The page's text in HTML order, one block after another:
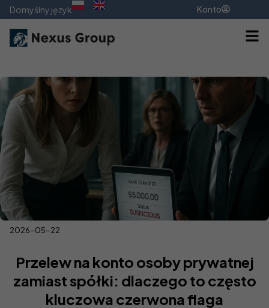
Domyślny język Konto
2026-05-22
Przelew na konto osoby prywatnej
zamiast spółki: dlaczego to często
kluczowa czerwona flaga